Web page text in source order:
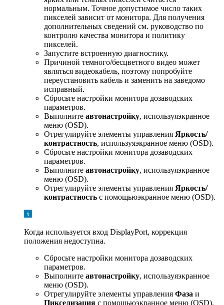
нормальным. Точное допустимое число таких
пикселей зависит от монитора. Для получения
дополнительных сведений см. руководство по
контролю качества монитора и политику
пикселей.
Запустите встроенную диагностику.
Причиной темного/бесцветного видео может
являться видеокабель, поэтому попробуйте
переустановить кабель и заменить на заведомо
исправный.
Сбросьте настройки монитора дозаводских
параметров.
Выполните автонастройку, используяэкранное
меню (OSD).
Отрегулируйте элементы управления Яркость/
контрастность, используяэкранное меню (OSD).
Сбросьте настройки монитора дозаводских
параметров.
Выполните автонастройку, используяэкранное
меню (OSD).
Отрегулируйте элементы управления Яркость/
контрастность с помощьюэкранное меню (OSD).
Когда используется вход DisplayPort, коррекция
положения недоступна.
Сбросьте настройки монитора дозаводских
параметров.
Выполните автонастройку, используяэкранное
меню (OSD).
Отрегулируйте элементы управления Фаза и
Пикселизация с помощьюэкранное меню (OSD).